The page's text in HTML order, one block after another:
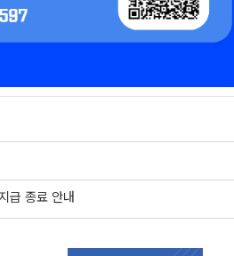
급 종료 안내